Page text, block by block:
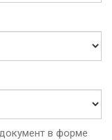
в форме